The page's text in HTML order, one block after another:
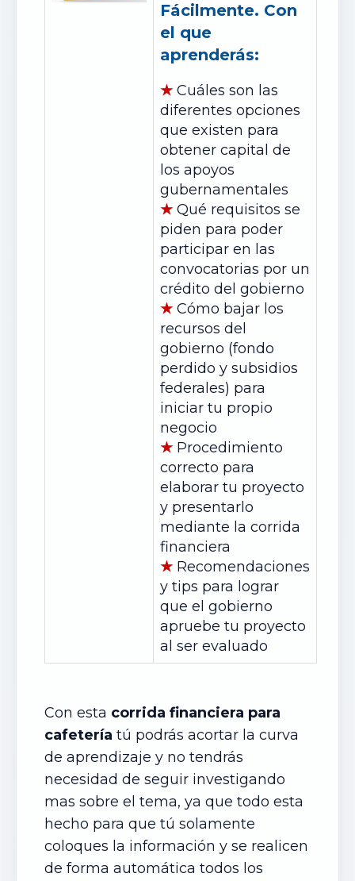
Fácilmente. Con
el que
aprenderás:
★ Cuáles son las
diferentes opciones
que existen para
obtener capital de
los apoyos
gubernamentales
★ Qué requisitos se
piden para poder
participar en las
convocatorias por un
crédito del gobierno
★ Cómo bajar los
recursos del
gobierno (fondo
perdido y subsidios
federales) para
iniciar tu propio
negocio
★ Procedimiento
correcto para
elaborar tu proyecto
y presentarlo
mediante la corrida
financiera
★ Recomendaciones
y tips para lograr
que el gobierno
apruebe tu proyecto
al ser evaluado
Con esta corrida financiera para
cafetería tú podrás acortar la curva
de aprendizaje y no tendrás
necesidad de seguir investigando
mas sobre el tema, ya que todo esta
hecho para que tú solamente
coloques la información y se realicen
de forma automática todos los